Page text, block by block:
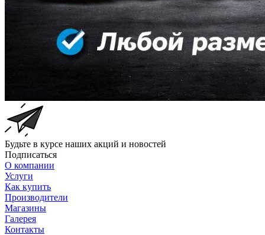
Будьте в курсе наших акций и новостей
Подписаться
О компании
Услуги
Как купить
Производители
Магазины
Галерея
Контакты